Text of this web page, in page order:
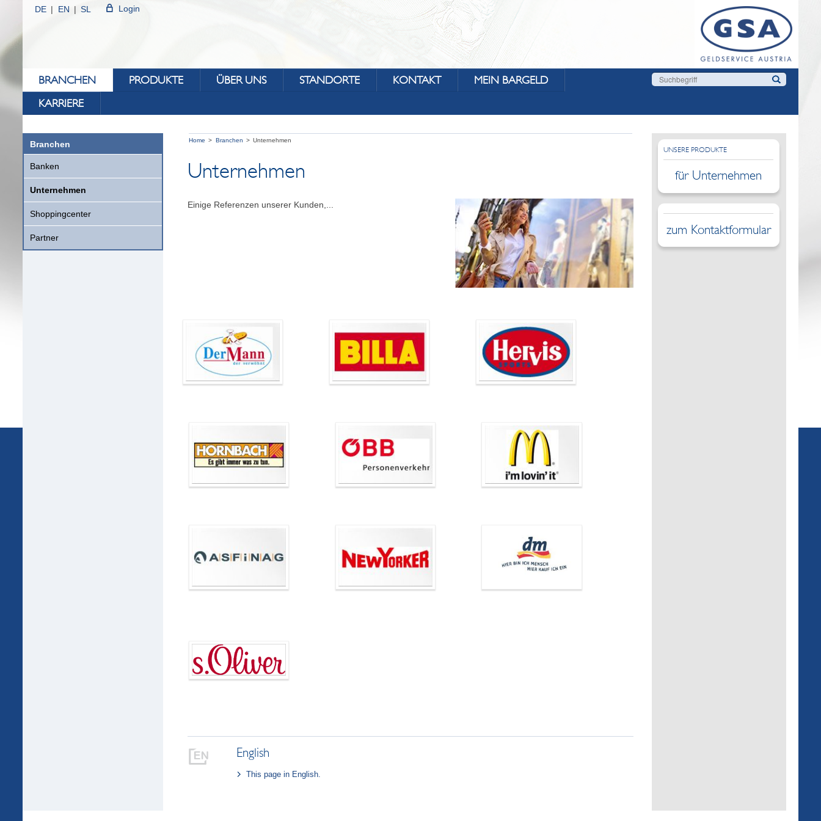
DE EN SL Login
BRANCHEN PRODUKTE ÜBER UNS STANDORTE KONTAKT
MEIN BARGELD
KARRIERE
Branchen
Banken
Unternehmen
Shoppingcenter
Partner
Home Branchen Unternehmen
Unternehmen
Einige Referenzen unserer Kunden,...
English
This page in English.
UNSERE PRODUKTE
für Unternehmen
zum Kontaktformular